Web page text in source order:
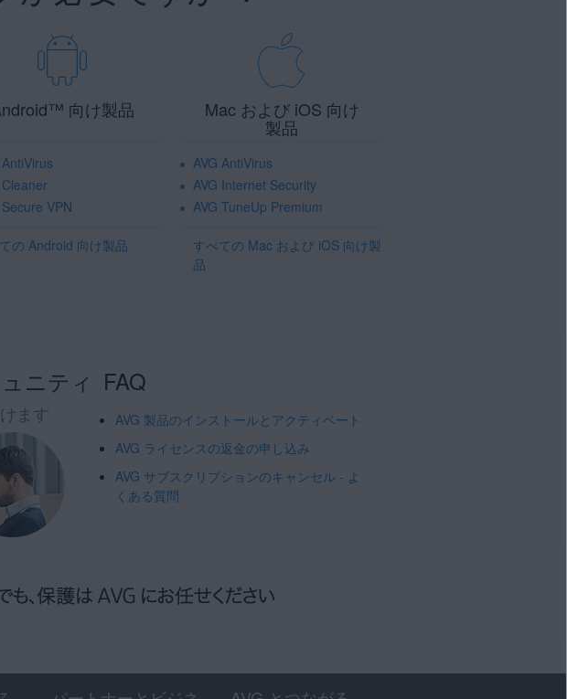
™ 向け製品
Cleaner
VPN
の Android 向け製品
Mac および iOS 向け
製品
AVG AntiVirus
AVG Internet Security
AVG TuneUp Premium
すべての Mac および iOS 向け製
品
ニティ
ます
FAQ
AVG 製品のインストールとアクティベート
AVG ライセンスの返金の申し込み
AVG サブスクリプションのキャンセル - よ
くある質問